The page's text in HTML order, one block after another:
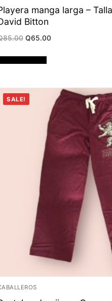
manga larga –
Bitton
85.00 Original
price
Q85.00.
Q65.00Current
SALE!